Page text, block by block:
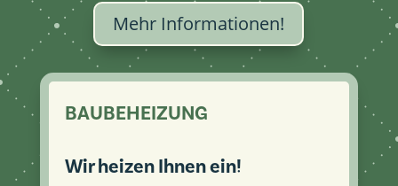
Mehr Informationen!
BAUBEHEIZUNG
Wir heizen Ihnen ein!